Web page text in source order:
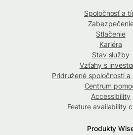
Spoločnosť a
Stlačenie
Kariéra
Stav služby
Vzťahy s
Pridružené spoločnosti
Centrum
Accessibility
Feature availability
Produkty